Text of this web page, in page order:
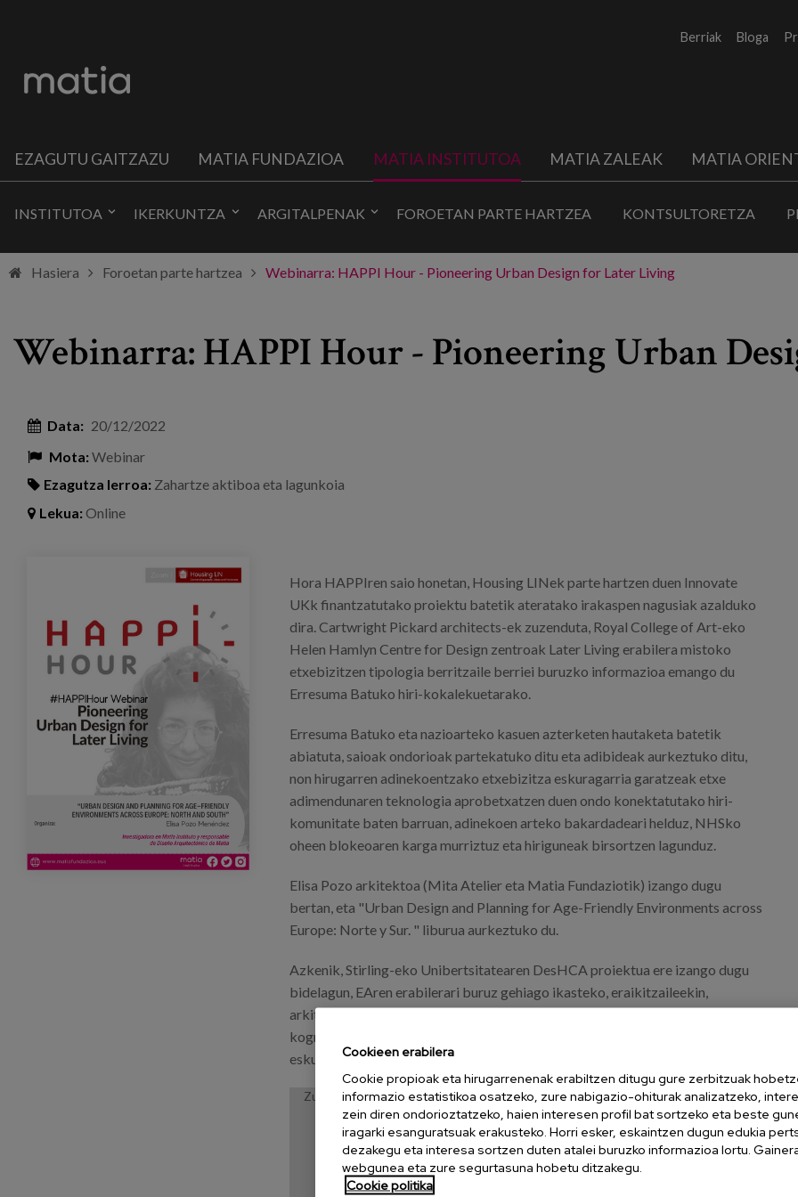
Berriak Bloga
EZAGUTU GAITZAZU MATIA FUNDAZIOA MATIA INSTITUTOA MATIA ZALEAK MATIA
INSTITUTOA IKERKUNTZA ARGITALPENAK FOROETAN PARTE HARTZEA KONTSULTORETZA
Hasiera Foroetan parte hartzea Webinarra: HAPPI Hour - Pioneering Urban Design for Later Living
Webinarra: HAPPI Hour - Pioneering Urban
Data: 20/12/2022
Mota:Webinar
Ezagutza lerroa: Zahartze aktiboa eta lagunkoia
Lekua:Online
elisa_pozo_eventos_publicaciones.pngHora HAPPIren saio honetan, Housing LINek parte hartzen duen Innovate
UKk finantzatutako proiektu batetik ateratako irakaspen nagusiak azalduko
dira. Cartwright Pickard architects-ek zuzenduta, Royal College of Art-eko
Helen Hamlyn Centre for Design zentroak Later Living erabilera mistoko
etxebizitzen tipologia berritzaile berriei buruzko informazioa emango du
Erresuma Batuko hiri-kokalekuetarako.
Erresuma Batuko eta nazioarteko kasuen azterketen hautaketa batetik
abiatuta, saioak ondorioak partekatuko ditu eta adibideak aurkeztuko ditu,
non hirugarren adinekoentzako etxebizitza eskuragarria garatzeak etxe
adimendunaren teknologia aprobetxatzen duen ondo konektatutako hiri-
komunitate baten barruan, adinekoen arteko bakardadeari helduz, NHSko
oheen blokeoaren karga murriztuz eta hiriguneak birsortzen lagunduz.
Elisa Pozo arkitektoa (Mita Atelier eta Matia Fundaziotik) izango dugu
bertan, eta "Urban Design and Planning for Age-Friendly Environments across
Europe: Norte y Sur. " liburua aurkeztuko du.
Azkenik, Stirling-eko Unibertsitatearen DesHCA proiektua ere izango dugu
bidelagun, EAren erabilerari buruz gehiago ikasteko, eraikitzaileekin,
arkitektoekin eta etxebizitza-hornitzaileekin lankidetzan aritzeko, zahartze
kognitibo osasungarria eragin dezaketen diseinu praktikoak, errealistak eta
eskuragarriak identifikatzeko.
Zure cookien ezarpenak edukia blokeatu du. Edukia ikusteko cookie kategoria hauek
aktibatu behar dituzu:
Fokalizazio cookieak
Cookieen erabilera
Cookie propioak eta hirugarrenenak erabiltzen ditugu gure zerbitzuak
informazio estatistikoa osatzeko, zure nabigazio-ohiturak analizatzeko,
zein diren ondorioztatzeko, haien interesen profil bat sortzeko eta beste
iragarki esanguratsuak erakusteko. Horri esker, eskaintzen dugun edukia
dezakegu eta interesa sortzen duten atalei buruzko informazioa lortu.
webgunea eta zure segurtasuna hobetu ditzakegu.
Cookie politika